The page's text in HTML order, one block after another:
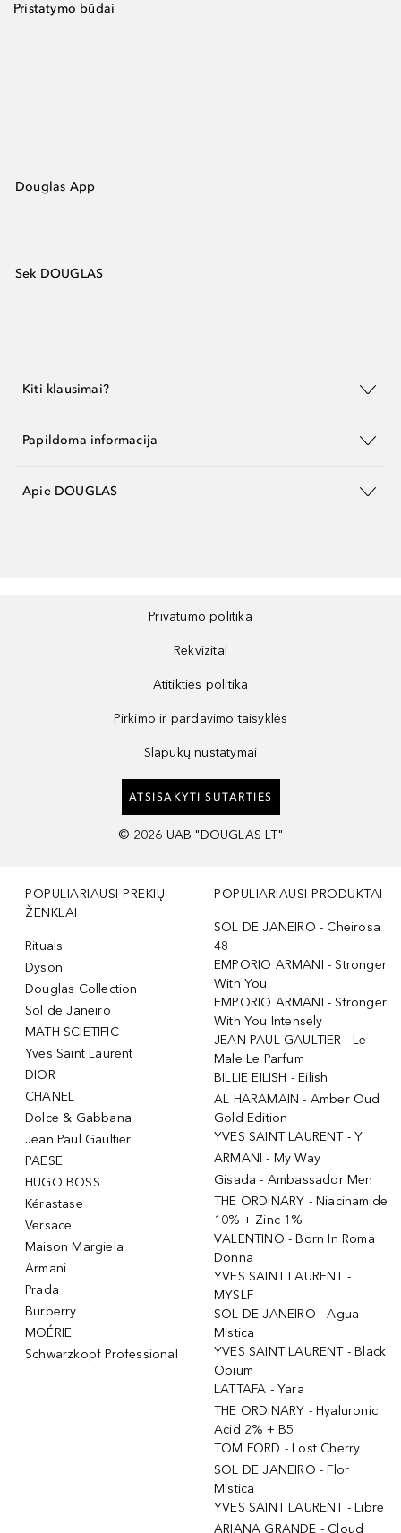
Pristatymo būdai
Douglas App
Sek DOUGLAS
Kiti klausimai?
Papildoma informacija
Apie DOUGLAS
Privatumo politika
Rekvizitai
Atitikties politika
Pirkimo ir pardavimo taisyklės
Slapukų nustatymai
ATSISAKYTI SUTARTIES
© 2026 UAB "DOUGLAS LT"
POPULIARIAUSI PREKIŲ
ŽENKLAI
Rituals
Dyson
Douglas Collection
Sol de Janeiro
MATH SCIETIFIC
Yves Saint Laurent
DIOR
CHANEL
Dolce & Gabbana
Jean Paul Gaultier
PAESE
HUGO BOSS
Kérastase
Versace
Maison Margiela
Armani
Prada
Burberry
MOÉRIE
Schwarzkopf Professional
POPULIARIAUSI PRODUKTAI
SOL DE JANEIRO - Cheirosa
48
EMPORIO ARMANI - Stronger
With You
EMPORIO ARMANI - Stronger
With You Intensely
JEAN PAUL GAULTIER - Le
Male Le Parfum
BILLIE EILISH - Eilish
AL HARAMAIN - Amber Oud
Gold Edition
YVES SAINT LAURENT - Y
ARMANI - My Way
Gisada - Ambassador Men
THE ORDINARY - Niacinamide
10% + Zinc 1%
VALENTINO - Born In Roma
Donna
YVES SAINT LAURENT -
MYSLF
SOL DE JANEIRO - Agua
Mistica
YVES SAINT LAURENT - Black
Opium
LATTAFA - Yara
THE ORDINARY - Hyaluronic
Acid 2% + B5
TOM FORD - Lost Cherry
SOL DE JANEIRO - Flor
Mistica
YVES SAINT LAURENT - Libre
ARIANA GRANDE - Cloud